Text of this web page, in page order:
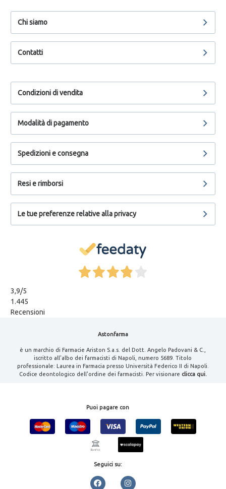
Chi siamo
Contatti
Condizioni di vendita
Modalità di pagamento
Spedizioni e consegna
Resi e rimborsi
Le tue preferenze relative alla privacy
3,9/5
1.445
Recensioni
Astonfarma
è un marchio di Farmacie Ariston S.a.s. del Dott. Angelo Padovani & C.,
iscritto all'albo dei farmacisti di Napoli, numero 5689. Titolo
professionale: Laurea in Farmacia presso Università Federico II di Napoli.
Codice deontologico dell'ordine dei farmacisti. Per visionare clicca qui.
Puoi pagare con
Seguici su: